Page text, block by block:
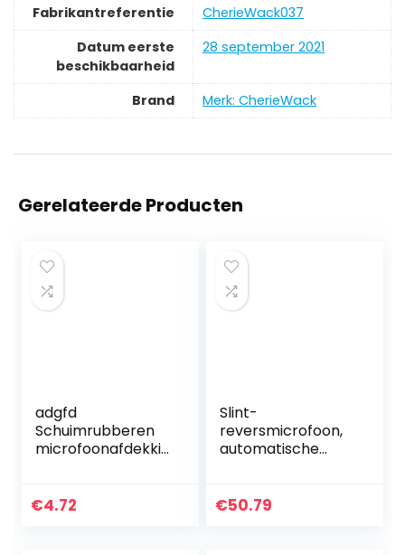
Fabrikantreferentie
CherieWack037
Datum eerste
beschikbaarheid
28 september 2021
Brand Merk: CherieWack
Gerelateerde Producten
adgfd
Schuimrubberen
microfoonafdekkin
g, schuimrubber,
€4.72
Slint-
reversmicrofoon,
automatische
microfoon
€50.79